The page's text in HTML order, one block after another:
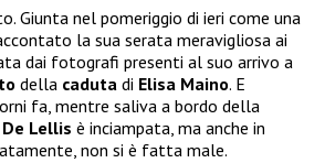
Giunta nel pomeriggio di ieri come una
la sua serata meravigliosa ai
dai fotografi presenti al suo arrivo a
della caduta di Elisa Maino. E
fa, mentre saliva a bordo della
Lellis è inciampata, ma anche in
non si è fatta male.